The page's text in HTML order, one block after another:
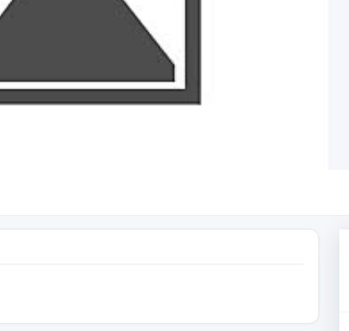
Kültür ve Turizm Bakanlığı, A Sınıfı